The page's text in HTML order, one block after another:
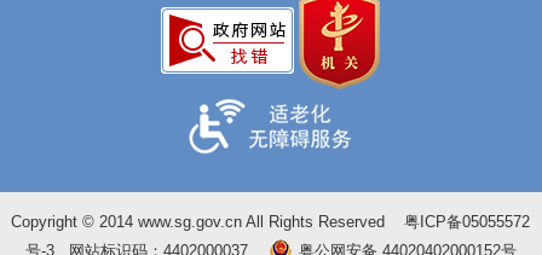
Copyright © 2014 www.sg.gov.cn All Rights Reserved粤ICP备05055572
号-3网站标识码：4402000037 粤公网安备 44020402000152号